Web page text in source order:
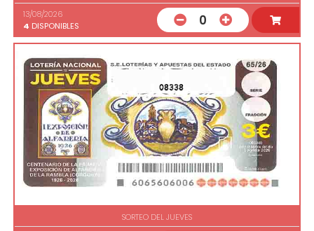
13/08/2026
4 DISPONIBLES 0
08338
SORTEO DEL JUEVES